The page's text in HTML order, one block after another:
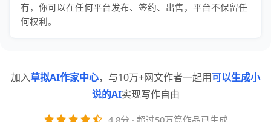
有，你可以在任何平台发布、签约、出售，平台不保留任
何权利。
加入草拟AI作家中心，与10万+网文作者一起用可以生成小
说的AI实现写作自由